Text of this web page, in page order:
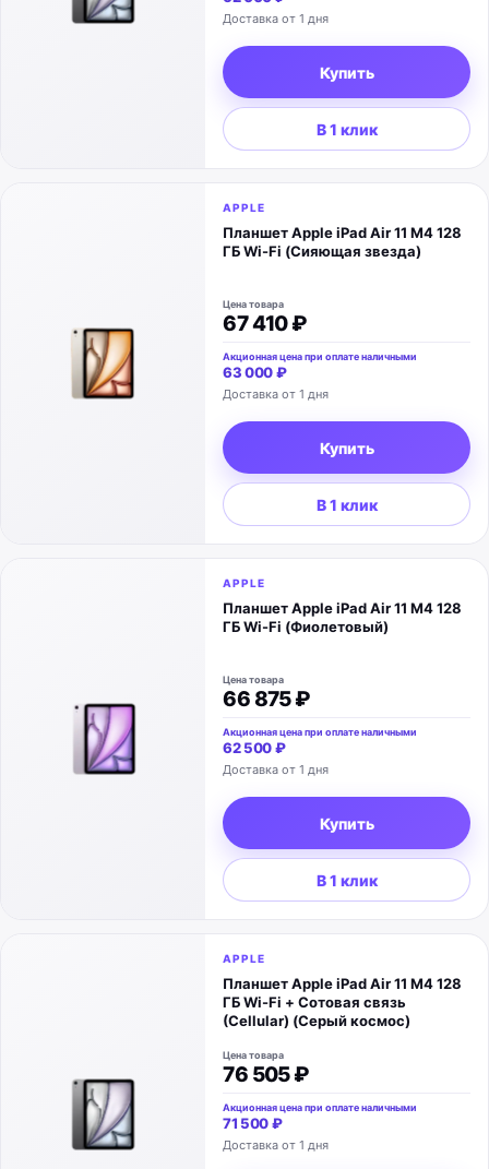
Доставка от 1 дня
Купить
В 1 клик
APPLE
Планшет Apple iPad Air 11 M4 128
ГБ Wi-Fi (Сияющая звезда)
Цена товара
67 410 ₽
Акционная цена при оплате наличными
63 000 ₽
Доставка от 1 дня
Купить
В 1 клик
APPLE
Планшет Apple iPad Air 11 M4 128
ГБ Wi-Fi (Фиолетовый)
Цена товара
66 875 ₽
Акционная цена при оплате наличными
62 500 ₽
Доставка от 1 дня
Купить
В 1 клик
APPLE
Планшет Apple iPad Air 11 M4 128
ГБ Wi-Fi + Сотовая связь
(Cellular) (Серый космос)
Цена товара
76 505 ₽
Акционная цена при оплате наличными
71 500 ₽
Доставка от 1 дня